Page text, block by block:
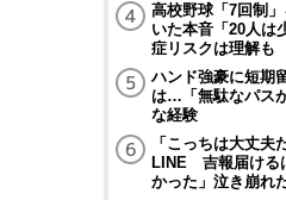
高校野球「7回制
いた本音「20人は
症リスクは理解も
ハンド強豪に短期
は…「無駄なパス
な経験
「こっちは大丈夫
LINE 吉報届ける
かった」泣き崩